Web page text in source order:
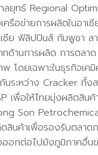
ลยุทธ์ Regional
รือข่ายการผลิตในอาเ
ซีย ฟิลิปปินส์ กัมพูชา ลา
ด้านการผลิต การตลา
โดยเฉพาะในธุรกิจเค
นระหว่าง Cracker ทั้ง
เพื่อให้ไทยมุ่งผลิตสินค้
Son
สินค้าเพื่อรองรับตลาดภ
ออกต่อไปยังภูมิภาคอื่น